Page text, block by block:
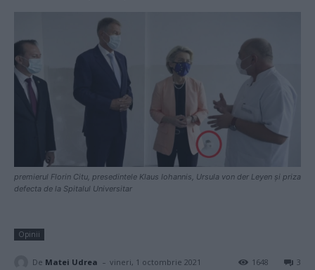
premierul Florin Citu, presedintele Klaus Iohannis, Ursula von der Leyen și priza
defecta de la Spitalul Universitar
Opinii
De Matei Udrea - vineri, 1 octombrie 2021 3
1648